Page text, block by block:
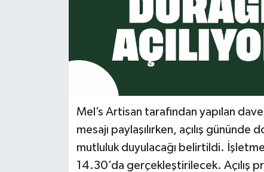
Mel’s Artisan tarafından yapılan
mesajı paylaşılırken, açılış
mutluluk duyulacağı belirtildi.
14.30’da gerçekleştirilecek. Açılış